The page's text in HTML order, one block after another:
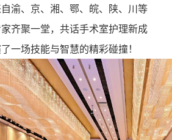
渝、京、湘、鄂、皖、陕、川等
齐聚一堂，共话手术室护理新成
一场技能与智慧的精彩碰撞！